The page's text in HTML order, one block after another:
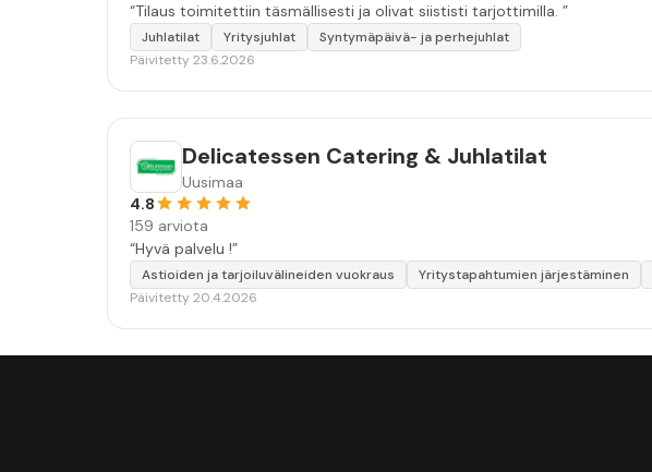
“Tilaus toimitettiin täsmällisesti ja olivat siististi tarjottimilla. ”
Juhlatilat Yritysjuhlat
Syntymäpäivä- ja perhejuhlat
Päivitetty 23.6.2026
Delicatessen Catering & Juhlatilat
Uusimaa
4.8
159 arviota
“Hyvä palvelu !”
Astioiden ja tarjoiluvälineiden vuokraus Yritystapahtumien järjestäminen
Päivitetty 20.4.2026